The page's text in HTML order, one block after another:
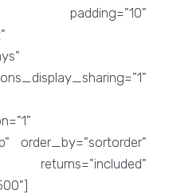
order_by="sortorder"
returns="included"